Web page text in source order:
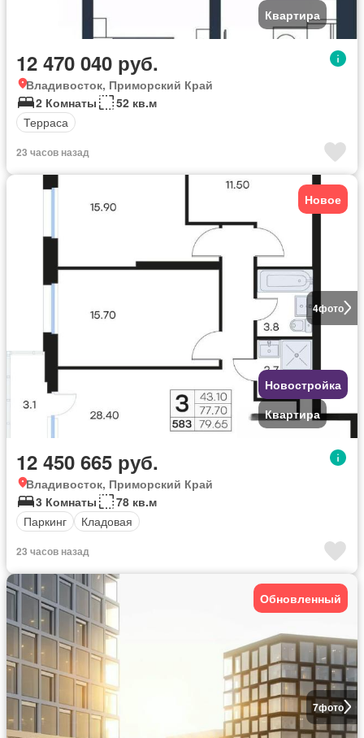
Квартира
12 470 040 руб.
Владивосток, Приморский Край
2 Комнаты
52 кв.м
Терраса
23 часов назад
4фото
Новое
Новостройка
Квартира
12 450 665 руб.
Владивосток, Приморский Край
3 Комнаты
78 кв.м
Паркинг
Кладовая
23 часов назад
7фото
Обновленный